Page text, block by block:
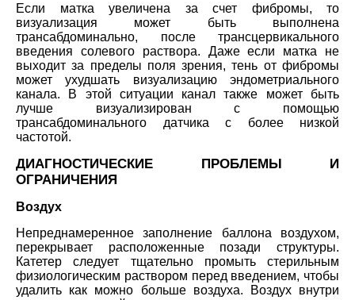
Если матка увеличена за счет фибромы, то
визуализация может быть выполнена
трансабдоминально, после трансцервикального
введения солевого раствора. Даже если матка не
выходит за пределы поля зрения, тень от фибромы
может ухудшать визуализацию эндометриального
канала. В этой ситуации канал также может быть
лучше визуализирован с помощью
трансабдоминального датчика с более низкой
частотой.
ДИАГНОСТИЧЕСКИЕ ПРОБЛЕМЫ И
ОГРАНИЧЕНИЯ
Воздух
Непреднамеренное заполнение баллона воздухом,
перекрывает расположенные позади структуры.
Катетер следует тщательно промыть стерильным
физиологическим раствором перед введением, чтобы
удалить как можно больше воздуха. Воздух внутри